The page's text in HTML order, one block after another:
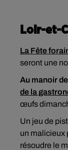
Loir-et-
La Fête
seront une
Au manoir
de la
œufs
Un jeu de
un malicieux
résoudre le